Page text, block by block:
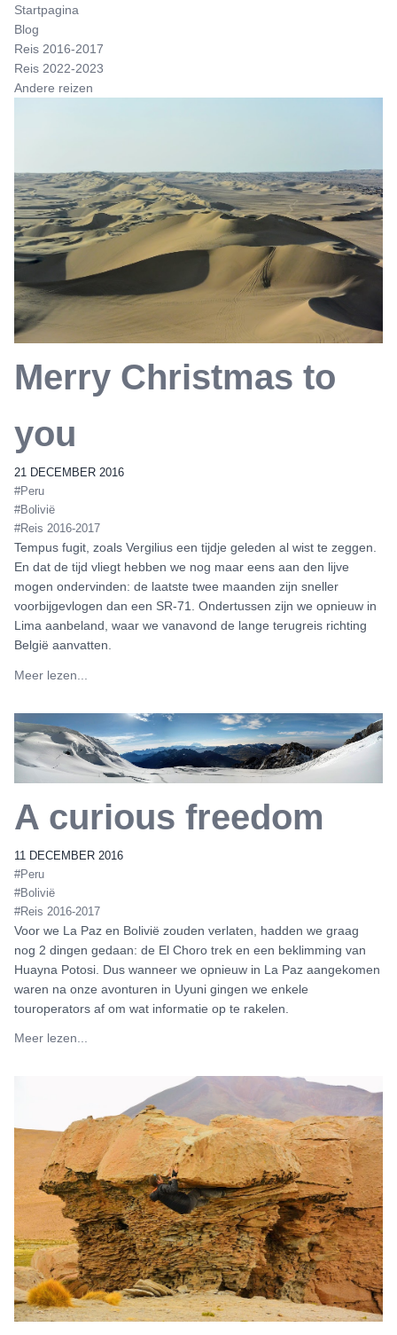
Startpagina
Blog
Reis 2016-2017
Reis 2022-2023
Andere reizen
Merry Christmas to
you
21 DECEMBER 2016
#Peru
#Bolivië
#Reis 2016-2017
Tempus fugit, zoals Vergilius een tijdje geleden al wist te zeggen.
En dat de tijd vliegt hebben we nog maar eens aan den lijve
mogen ondervinden: de laatste twee maanden zijn sneller
voorbijgevlogen dan een SR-71. Ondertussen zijn we opnieuw in
Lima aanbeland, waar we vanavond de lange terugreis richting
België aanvatten.
Meer lezen...
A curious freedom
11 DECEMBER 2016
#Peru
#Bolivië
#Reis 2016-2017
Voor we La Paz en Bolivië zouden verlaten, hadden we graag
nog 2 dingen gedaan: de El Choro trek en een beklimming van
Huayna Potosi. Dus wanneer we opnieuw in La Paz aangekomen
waren na onze avonturen in Uyuni gingen we enkele
touroperators af om wat informatie op te rakelen.
Meer lezen...